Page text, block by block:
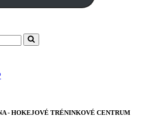
- HOKEJOVÉ TRÉNINKOVÉ CENTRUM